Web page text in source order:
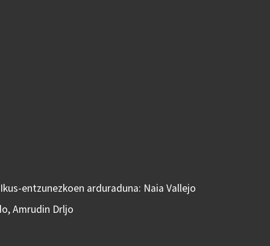
entzunezkoen arduraduna: Naia Vallejo
Amrudin Drljo